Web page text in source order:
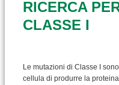
RICERCA
CLASSE I
Le mutazioni di Classe I
cellula di produrre la